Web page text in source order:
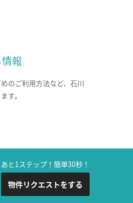
報
のご利用方法など、石川
す。
あと1ステップ！簡単30秒！
物件リクエストをする